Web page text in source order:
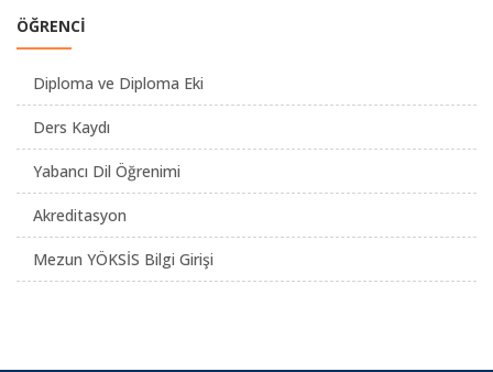
ÖĞRENCİ
Diploma ve Diploma Eki
Ders Kaydı
Yabancı Dil Öğrenimi
Akreditasyon
Mezun YÖKSİS Bilgi Girişi